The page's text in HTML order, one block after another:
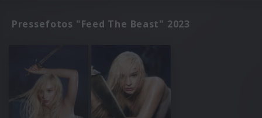
Pressefotos "Feed The Beast" 2023